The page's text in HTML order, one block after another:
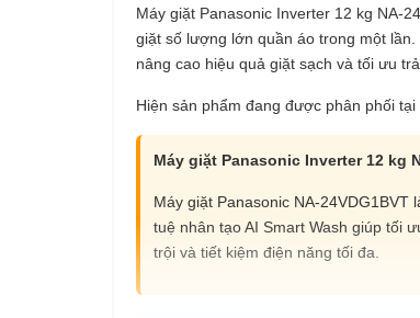
Máy giặt Panasonic Inverter 12 kg NA-
giặt số lượng lớn quần áo trong một
nâng cao hiệu quả giặt sạch và tối ưu
Hiện sản phẩm đang được phân phối
Máy giặt Panasonic Inverter 12 kg
Máy giặt Panasonic NA-
tuệ nhân tạo AI Smart Wash giúp tối
trội và tiết kiệm điện năng tối đa.